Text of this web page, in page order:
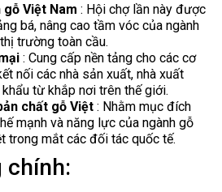
gỗ Việt Nam : Hội chợ lần này được
bá, nâng cao tầm vóc của ngành
trường toàn cầu.
: Cung cấp nền tảng cho các cơ
nối các nhà sản xuất, nhà xuất
từ khắp nơi trên thế giới.
chất gỗ Việt : Nhằm mục đích
mạnh và năng lực của ngành gỗ
trong mắt các đối tác quốc tế.
chính: